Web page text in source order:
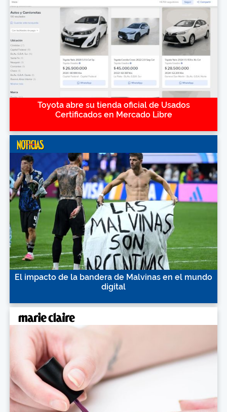
Toyota abre su tienda oficial de Usados
Certificados en Mercado Libre
El impacto de la bandera de Malvinas en el mundo
digital